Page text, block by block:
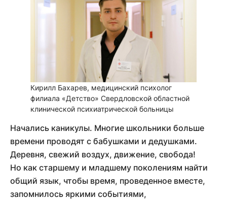
Кирилл Бахарев, медицинский психолог
филиала «Детство» Свердловской областной
клинической психиатрической больницы
Начались каникулы. Многие школьники больше
времени проводят с бабушками и дедушками.
Деревня, свежий воздух, движение, свобода!
Но как старшему и младшему поколениям найти
общий язык, чтобы время, проведенное вместе,
запомнилось яркими событиями,